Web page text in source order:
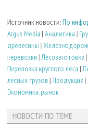
Источник новости: По
Argus Media | Аналитика |
древесины |
перевозки | Лесозаготовка |
Перевозка круглого леса |
лесных грузов | Продукция |
Экономика, рынок
НОВОСТИ ПО ТЕМЕ